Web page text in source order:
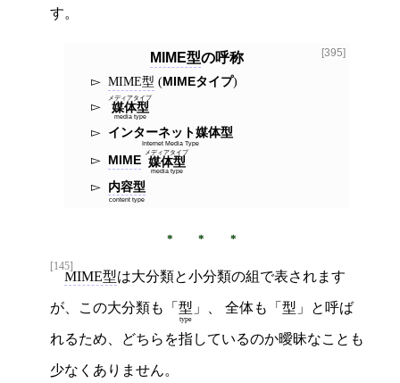
す。
[395]
MIME型の呼称
MIME型 (MIMEタイプ)
媒体型
メディアタイプ
media type
インターネット媒体型
Internet Media Type
MIME 媒体型
メディアタイプ
media type
内容型
content type
[145]
MIME型は大分類と小分類の組で表されます
が、この大分類も「 型
type
」、 全体も「型」と呼ば
れるため、どちらを指しているのか曖昧なことも
少なくありません。